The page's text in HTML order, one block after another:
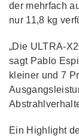
der mehrfach
nur 11,8 kg
„Die ULTRA-
sagt Pablo
kleiner und 7
Ein Highlight